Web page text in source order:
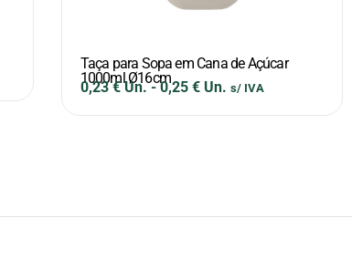
Taça para Sopa em Cana de Açúcar
1000ml Ø16cm
0,23€ Un.-0,25 € Un. s/ IVA